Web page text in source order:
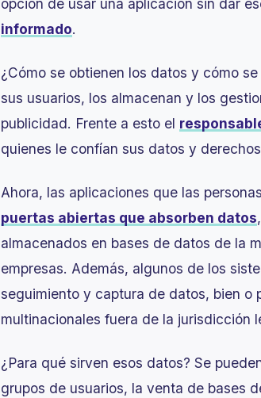
informado.
¿Cómo se obtienen los datos y cómo
sus usuarios, los almacenan y los
publicidad. Frente a esto el
quienes le confían sus datos y
Ahora, las aplicaciones que las
puertas abiertas que absorben datos
almacenados en bases de datos de la
empresas. Además, algunos de los
seguimiento y captura de datos, bien o
multinacionales fuera de la jurisdicción
¿Para qué sirven esos datos? Se
grupos de usuarios, la venta de bases